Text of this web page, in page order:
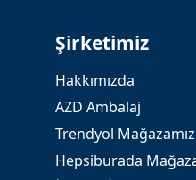
Şirketimiz
Hakkımızda
AZD Ambalaj
Trendyol Mağazamız
Hepsiburada